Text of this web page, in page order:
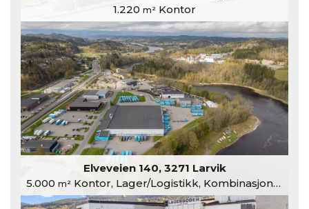
1.220 m² Kontor
Elveveien 140, 3271 Larvik
5.000 m²Kontor, Lager/Logistikk, Kombinasjonslokaler